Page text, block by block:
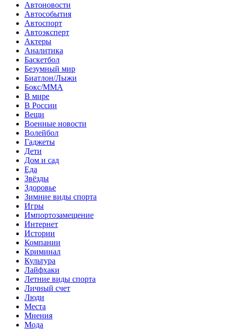
Автоновости
Автособытия
Автоспорт
Автоэксперт
Актеры
Аналитика
Баскетбол
Безумный мир
Биатлон/Лыжи
Бокс/MMA
В мире
В России
Вещи
Военные новости
Волейбол
Гаджеты
Дети
Дом и сад
Еда
Звёзды
Здоровье
Зимние виды спорта
Игры
Импортозамещение
Интернет
Истории
Компании
Криминал
Культура
Лайфхаки
Летние виды спорта
Личный счет
Люди
Места
Мнения
Мода